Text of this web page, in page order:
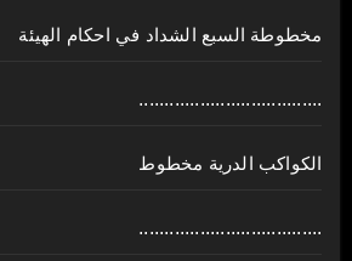
مخطوطة السبع الشداد في احكام الهيئة
....................................
الكواكب الدرية مخطوط
....................................